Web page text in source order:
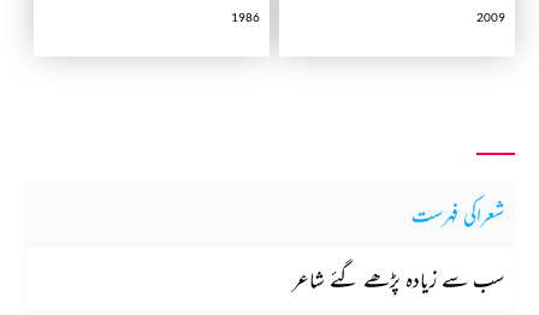
2009
1986
شعراکی فہرست
سب سے زیادہ پڑھے گئے شاعر